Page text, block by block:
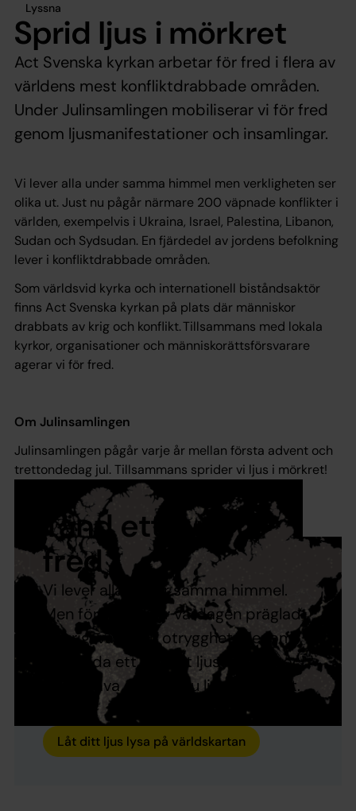
Lyssna
Sprid ljus i mörkret
Act Svenska kyrkan arbetar för fred i flera av
världens mest konfliktdrabbade områden.
Under Julinsamlingen mobiliserar vi för fred
genom ljusmanifestationer och insamlingar.
Vi lever alla under samma himmel men verkligheten ser
olika ut. Just nu pågår närmare 200 väpnade konflikter i
världen, exempelvis i Ukraina, Israel, Palestina, Libanon,
Sudan och Sydsudan. En fjärdedel av jordens befolkning
lever i konfliktdrabbade områden.
Som världsvid kyrka och internationell biståndsaktör
finns Act Svenska kyrkan på plats där människor
drabbats av krig och konflikt. Tillsammans med lokala
kyrkor, organisationer och människorättsförsvarare
agerar vi för fred.
Om Julinsamlingen
Julinsamlingen pågår varje år mellan första advent och
trettondedag jul. Tillsammans sprider vi ljus i mörkret!
Tänd ett ljus för
fred
Vi lever alla under samma himmel.
Men för många är vardagen präglad
av krig, våld och otrygghet. Genom
att tända ett digitalt ljus för fred och
ge en gåva sprider du ljus i mörkret.
Låt ditt ljus lysa på världskartan